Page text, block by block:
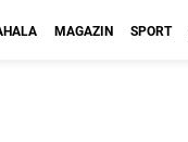
MAGAZIN SPORT